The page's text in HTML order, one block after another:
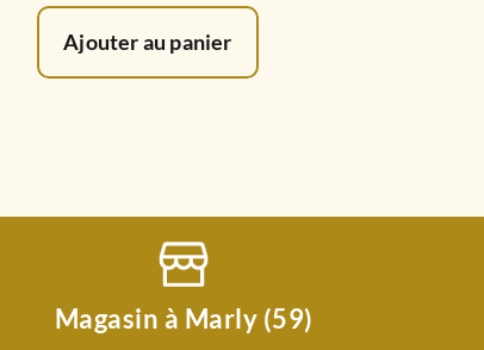
Ajouter au panier
Magasin à Marly (59)